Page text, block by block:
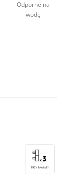
Odporne na
wodę